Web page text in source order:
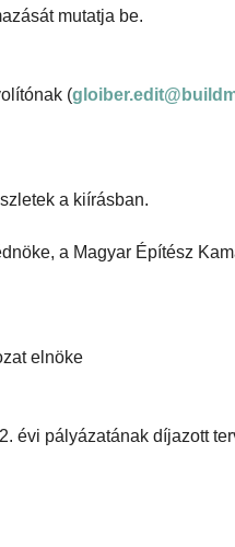
mutatja be.
(
a kiírásban.
a Magyar Építész
elnöke
évi pályázatának díjazott